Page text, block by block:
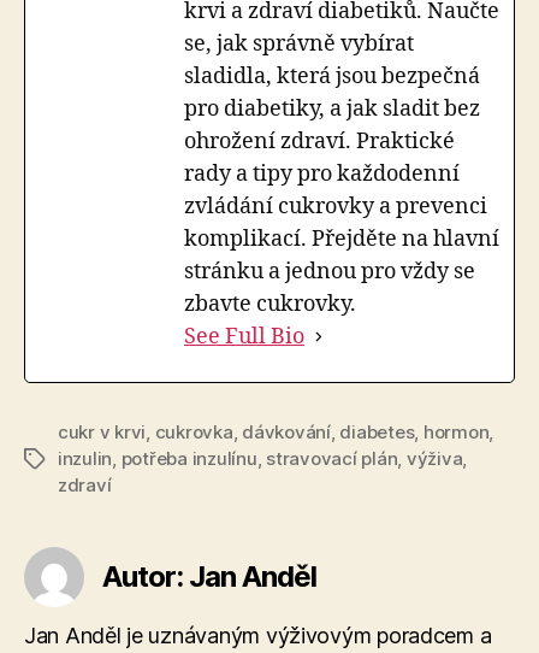
krvi a zdraví diabetiků. Naučte
se, jak správně vybírat
sladidla, která jsou bezpečná
pro diabetiky, a jak sladit bez
ohrožení zdraví. Praktické
rady a tipy pro každodenní
zvládání cukrovky a prevenci
komplikací. Přejděte na hlavní
stránku a jednou pro vždy se
zbavte cukrovky.
See Full Bio
Štítky
cukr v krvi, cukrovka, dávkování, diabetes, hormon,
inzulin, potřeba inzulínu, stravovací plán, výživa,
zdraví
Autor: Jan Anděl
Jan Anděl je uznávaným výživovým poradcem a